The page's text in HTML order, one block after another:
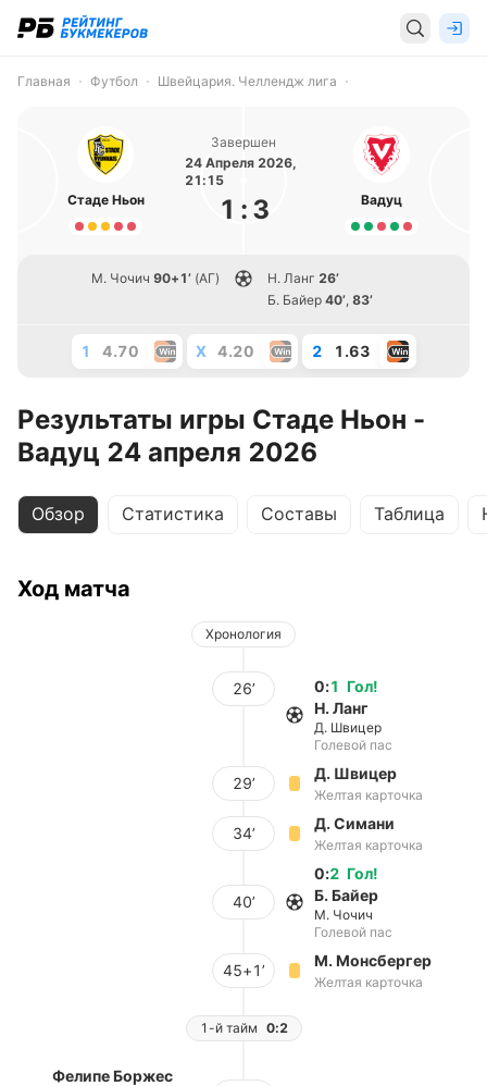
Главная Футбол Швейцария. Челлендж лига
Стаде Ньон
Завершен
24 Апреля 2026,
21:15
1 : 3 Вадуц
М. Чочич 90+1’ (АГ) Н. Ланг 26’
Б. Байер 40’, 83’
1 4.70 X 4.20 2 1.63
Результаты игры Стаде Ньон -
Вадуц 24 апреля 2026
Обзор Статистика Составы Таблица
Ход матча
Хронология
26’ Гол!
0:1
Н. Ланг
Д. Швицер
Голевой пас
29’
Д. Швицер
Желтая карточка
34’
Д. Симани
Желтая карточка
40’
Гол!
0:2
Б. Байер
М. Чочич
Голевой пас
45+1’
М. Монсбергер
Желтая карточка
1-й тайм 0:2
Фелипе Боржес